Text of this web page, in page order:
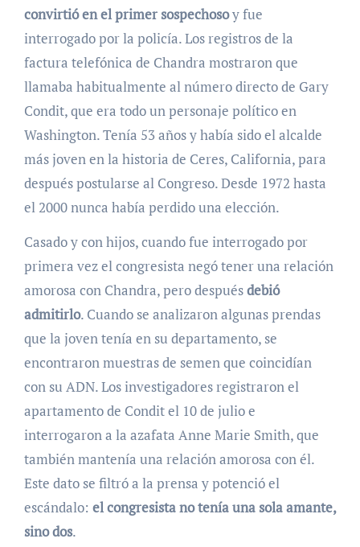
convirtió en el primer sospechosoy fue
interrogado por la policía. Los registros de la
factura telefónica de Chandra mostraron que
llamaba habitualmente al número directo de Gary
Condit, que era todo un personaje político en
Washington. Tenía 53 años y había sido el alcalde
más joven en la historia de Ceres, California, para
después postularse al Congreso. Desde 1972 hasta
el 2000 nunca había perdido una elección.
Casado y con hijos, cuando fue interrogado por
primera vez el congresista negó tener una relación
amorosa con Chandra, pero despuésdebió
admitirlo. Cuando se analizaron algunas prendas
que la joven tenía en su departamento, se
encontraron muestras de semen que coincidían
con su ADN. Los investigadores registraron el
apartamento de Condit el 10 de julio e
interrogaron a la azafata Anne Marie Smith, que
también mantenía una relación amorosa con él.
Este dato se filtró a la prensa y potenció el
escándalo: el congresista no tenía una sola amante,
sino dos.